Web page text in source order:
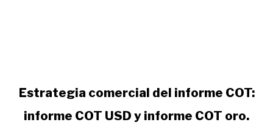
link
Estrategia
Estrategia comercial del informe COT:
informe COT USD y informe COT oro.